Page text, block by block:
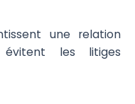
une relation
les litiges